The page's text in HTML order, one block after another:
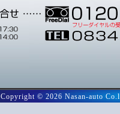
Copyright © 2026 Nasan-auto